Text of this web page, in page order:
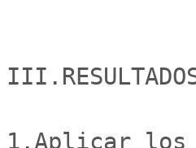
1.Aplicar los